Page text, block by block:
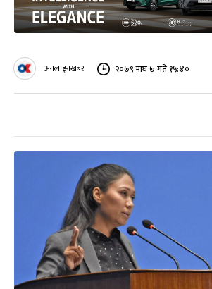
अनलाइनखबर २०७९ माघ ७ गते १५:४०